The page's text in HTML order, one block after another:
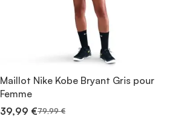
Maillot Nike Kobe Bryant Gris pour
Femme
39,99 €79,99 €